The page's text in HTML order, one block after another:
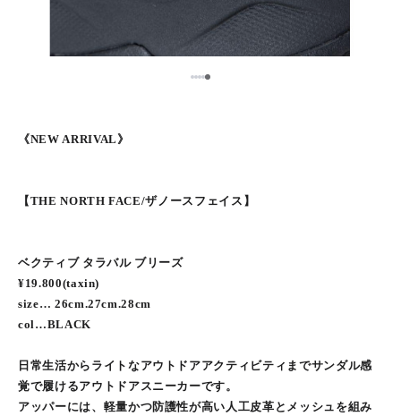
1234
《NEW ARRIVAL》
【THE NORTH FACE/ザノースフェイス】
ベクティブ タラバル ブリーズ
¥19.800(taxin)
size… 26cm.27cm.28cm
col…BLACK
日常生活からライトなアウトドアアクティビティまでサンダル感
覚で履けるアウトドアスニーカーです。
アッパーには、軽量かつ防護性が高い人工皮革とメッシュを組み